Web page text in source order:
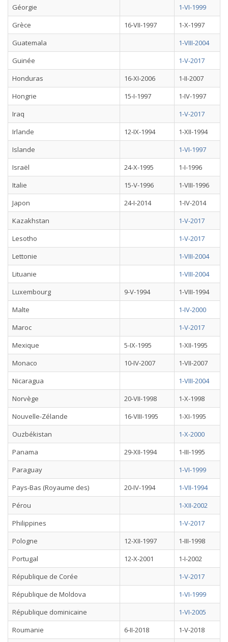
Géorgie
1-VI-1999
Grèce
16-VII-1997
1-X-1997
Guatemala
1-VIII-2004
Guinée
1-V-2017
Honduras
16-XI-2006
1-II-2007
Hongrie
15-I-1997
1-IV-1997
Iraq
1-V-2017
Irlande
12-IX-1994
1-XII-1994
Islande
1-VI-1997
Israël
24-X-1995
1-I-1996
Italie
15-V-1996
1-VIII-1996
Japon
24-I-2014
1-IV-2014
Kazakhstan
1-V-2017
Lesotho
1-V-2017
Lettonie
1-VIII-2004
Lituanie
1-VIII-2004
Luxembourg
9-V-1994
1-VIII-1994
Malte
1-IV-2000
Maroc
1-V-2017
Mexique
5-IX-1995
1-XII-1995
Monaco
10-IV-2007
1-VII-2007
Nicaragua
1-VIII-2004
Norvège
20-VII-1998
1-X-1998
Nouvelle-Zélande
16-VIII-1995
1-XI-1995
Ouzbékistan
1-X-2000
Panama
29-XII-1994
1-III-1995
Paraguay
1-VI-1999
Pays-Bas (Royaume des)
20-IV-1994
1-VII-1994
Pérou
1-XII-2002
Philippines
1-V-2017
Pologne
12-XII-1997
1-III-1998
Portugal
12-X-2001
1-I-2002
République de Corée
1-V-2017
République de Moldova
1-VI-1999
République dominicaine
1-VI-2005
Roumanie
6-II-2018
1-V-2018